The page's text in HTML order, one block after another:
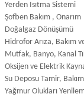
Yerden Isıtma Sistemi
Şofben Bakım , Onarım
Doğalgaz Dönüşümü
Hidrofor Arıza, Bakım
Mutfak, Banyo, Kanal
Oksijen ve Elektrik
Su Deposu Tamir,
Yağmur Olukları